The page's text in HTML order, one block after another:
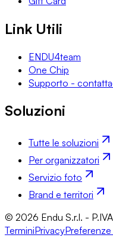
Link Utili
ENDU4team
One Chip
Supporto -
Soluzioni
Tutte le soluzioni
Per organizzatori
Servizio foto
Brand e territori
© 2026 Endu S.r.l. -
TerminiPrivacy